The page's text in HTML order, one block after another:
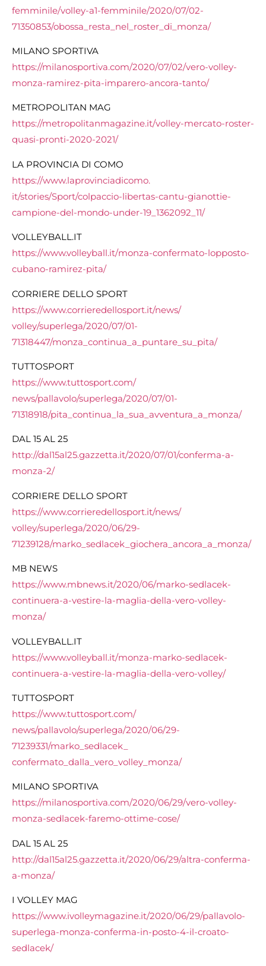
femminile/volley-a1-femminile/2020/07/02-
71350853/obossa_resta_nel_ roster_di_monza/
MILANO SPORTIVA
https://milanosportiva.com/2020/07/02/vero-volley-
monza-ramirez-pita-imparero-ancora-tanto/
METROPOLITAN MAG
https://metropolitanmagazine.it/volley-mercato-roster-
quasi-pronti-2020-2021/
LA PROVINCIA DI COMO
https://www.laprovinciadicomo.
it/stories/Sport/colpaccio-libertas-cantu-gianottie-
campione-del-mondo-under-19_ 1362092_11/
VOLLEYBALL.IT
https://www.volleyball.it/monza-confermato-lopposto-
cubano-ramirez-pita/
CORRIERE DELLO SPORT
https://www.corrieredellosport.it/news/
volley/superlega/2020/07/01-
71318447/monza_continua_a_ puntare_su_pita/
TUTTOSPORT
https://www.tuttosport.com/
news/pallavolo/superlega/2020/07/01-
71318918/pita_continua_ la_sua_avventura_a_monza/
DAL 15 AL 25
http://dal15al25.gazzetta.it/2020/07/01/conferma-a-
monza-2/
CORRIERE DELLO SPORT
https://www.corrieredellosport.it/news/
volley/superlega/2020/06/29-
71239128/marko_sedlacek_ giochera_ancora_a_monza/
MB NEWS
https://www.mbnews.it/2020/06/marko-sedlacek-
continuera-a-vestire-la-maglia-della-vero-volley-
monza/
VOLLEYBALL.IT
https://www.volleyball.it/monza-marko-sedlacek-
continuera-a-vestire-la-maglia-della-vero-volley/
TUTTOSPORT
https://www.tuttosport.com/
news/pallavolo/superlega/2020/06/29-
71239331/marko_sedlacek_
confermato_dalla_vero_volley_ monza/
MILANO SPORTIVA
https://milanosportiva.com/2020/06/29/vero-volley-
monza-sedlacek-faremo-ottime-cose/
DAL 15 AL 25
http://dal15al25.gazzetta.it/2020/06/29/altra-conferma-
a-monza/
I VOLLEY MAG
https://www.ivolleymagazine.it/2020/06/29/pallavolo-
superlega-monza-conferma-in-posto-4-il-croato-
sedlacek/